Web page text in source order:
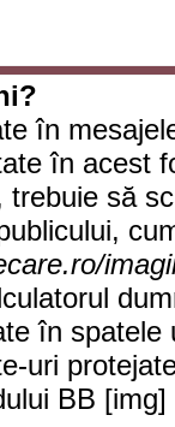
în
în acest
să
în
uri
BB